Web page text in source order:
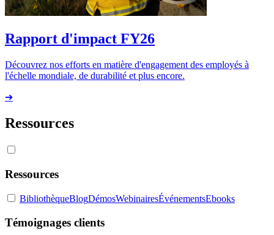
Rapport d'impact FY26
Découvrez nos efforts en matière d'engagement des employés à
l'échelle mondiale, de durabilité et plus encore.
➔
Ressources
Ressources
BibliothèqueBlogDémosWebinairesÉvénementsEbooks
Témoignages clients